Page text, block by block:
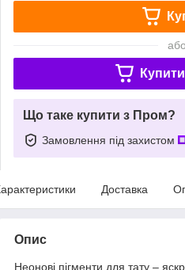
або
Що таке купити з Пром?
Замовлення під захистом
Доставка
Опис
Неонові пігменти для тату –